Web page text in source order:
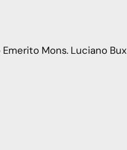
Mons. Luciano Bux